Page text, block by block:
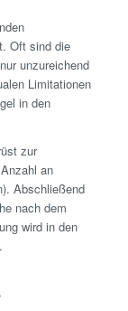
Oft sind die
unzureichend
Limitationen
in den
zur
an
Abschließend
nach dem
wird in den